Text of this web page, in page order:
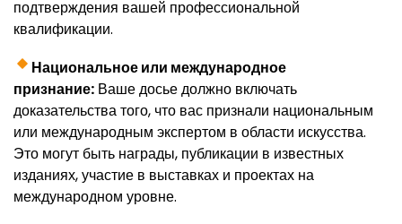
подтверждения вашей профессиональной
квалификации.
Национальное или международное
признание: Ваше досье должно включать
доказательства того, что вас признали национальным
или международным экспертом в области искусства.
Это могут быть награды, публикации в известных
изданиях, участие в выставках и проектах на
международном уровне.